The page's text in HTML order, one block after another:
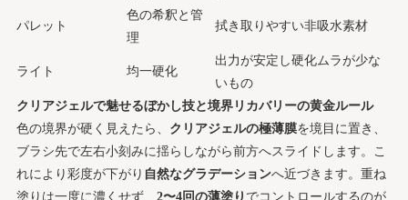
パレット
色の希釈と管
理
拭き取りやすい非吸水素材
ライト 均一硬化
出力が安定し硬化ムラが少な
いもの
クリアジェルで魅せるぼかし技と境界リカバリーの黄金ルール
色の境界が硬く見えたら、 クリアジェルの極薄膜を境目に置き、
ブラシ先で左右小刻みに揺らしながら前方へスライドします。こ
れにより彩度が下がり 自然なグラデーションへ近づきます。重ね
塗りは一度に濃くせず、 2〜4回の薄塗り でコントロールするのが